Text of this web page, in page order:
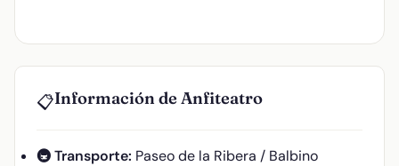
📋Información de Anfiteatro
🚇 Transporte: Paseo de la Ribera / Balbino